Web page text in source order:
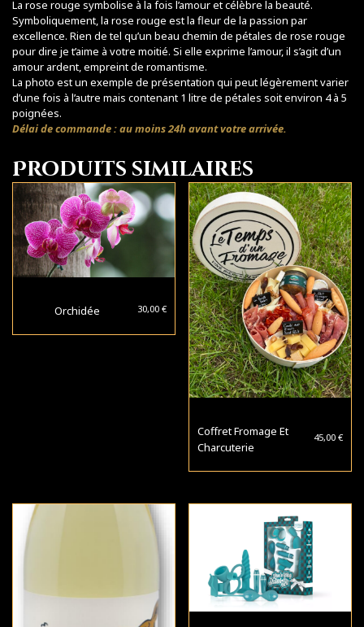
La rose rouge symbolise à la fois l’amour et célèbre la beauté.
Symboliquement, la rose rouge est la fleur de la passion par
excellence. Rien de tel qu’un beau chemin de pétales de rose rouge
pour dire je t’aime à votre moitié. Si elle exprime l’amour, il s’agit d’un
amour ardent, empreint de romantisme.
La photo est un exemple de présentation qui peut légèrement varier
d’une fois à l’autre mais contenant 1 litre de pétales soit environ 4 à 5
poignées.
Délai de commande : au moins 24h avant votre arrivée.
Produits similaires
Orchidée 30,00 €
Coffret Fromage Et
Charcuterie
45,00 €